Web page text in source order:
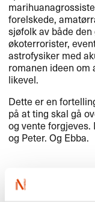
forelskede,
sjøfolk av både
økoterrorister,
astrofysiker med
romanen ideen om
likevel.
Dette er en
på at ting skal gå
og vente forgjeves.
og Peter. Og Ebba.
Hvem er